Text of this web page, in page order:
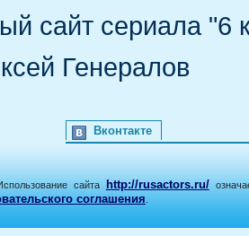
сайт сериала "6
Генералов
Вконтакте
сайта http://rusactors.ru/
соглашения